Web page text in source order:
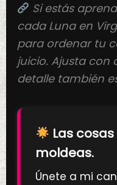
Si estás
cada Luna en
para ordenar tu
juicio. Ajusta con
detalle también
Las
moldeas.
Únete a mi